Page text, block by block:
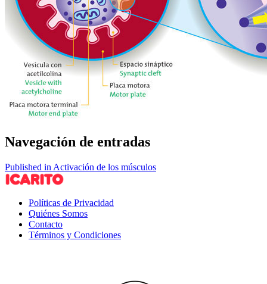
Navegación de entradas
Published in Activación de los músculos
Políticas de Privacidad
Quiénes Somos
Contacto
Términos y Condiciones